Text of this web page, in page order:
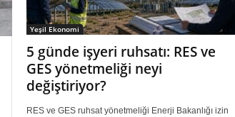
Yeşil Ekonomi
5 günde işyeri ruhsatı: RES ve
GES yönetmeliği neyi
değiştiriyor?
RES ve GES ruhsat yönetmeliği Enerji Bakanlığı izin